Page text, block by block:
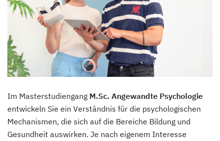
Im Masterstudiengang M.Sc. Angewandte Psychologie
entwickeln Sie ein Verständnis für die psychologischen
Mechanismen, die sich auf die Bereiche Bildung und
Gesundheit auswirken. Je nach eigenem Interesse